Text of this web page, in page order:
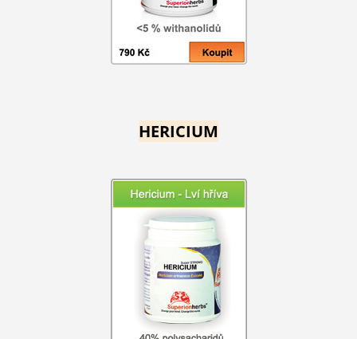
HERICIUM